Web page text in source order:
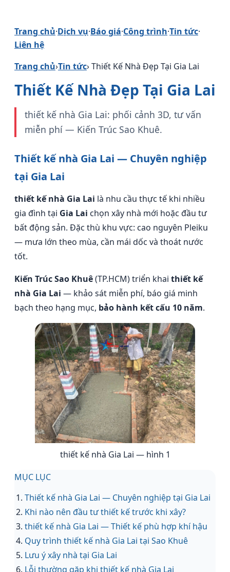
Trang chủ·Dịch vụ·Báo giá·Công trình·Tin tức·
Liên hệ
Trang chủ›Tin tức› Thiết Kế Nhà Đẹp Tại Gia Lai
Thiết Kế Nhà Đẹp Tại Gia Lai
thiết kế nhà Gia Lai: phối cảnh 3D, tư vấn
miễn phí — Kiến Trúc Sao Khuê.
Thiết kế nhà Gia Lai — Chuyên nghiệp
tại Gia Lai
thiết kế nhà Gia Lai là nhu cầu thực tế khi nhiều
gia đình tại Gia Lai chọn xây nhà mới hoặc đầu tư
bất động sản. Đặc thù khu vực: cao nguyên Pleiku
— mưa lớn theo mùa, cần mái dốc và thoát nước
tốt.
Kiến Trúc Sao Khuê(TP.HCM) triển khai thiết kế
nhà Gia Lai — khảo sát miễn phí, báo giá minh
bạch theo hạng mục, bảo hành kết cấu 10 năm.
thiết kế nhà Gia Lai — hình 1
MỤC LỤC
Thiết kế nhà Gia Lai — Chuyên nghiệp tại Gia Lai
Khi nào nên đầu tư thiết kế trước khi xây?
thiết kế nhà Gia Lai — Thiết kế phù hợp khí hậu
Quy trình thiết kế nhà Gia Lai tại Sao Khuê
Lưu ý xây nhà tại Gia Lai
Lỗi thường gặp khi thiết kế nhà Gia Lai